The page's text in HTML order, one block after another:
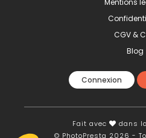
Mentions
CGV &
Blog
Connexion
Fait avec
dans
© PhotoPresta 2026 -